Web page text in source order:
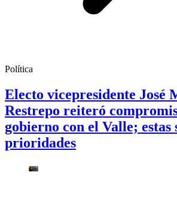
Política
Electo vicepresidente José
Restrepo reiteró
gobierno con el Valle; estas
prioridades